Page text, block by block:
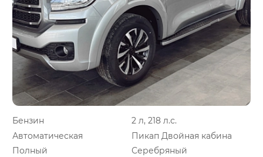
Бензин
2 л, 218 л.с.
Автоматическая
Пикап Двойная кабина
Полный
Серебряный